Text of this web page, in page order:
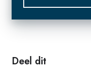
Deel dit